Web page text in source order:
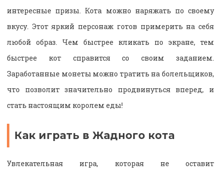
интересные призы. Кота можно наряжать по своему
вкусу. Этот яркий персонаж готов примерить на себя
любой образ. Чем быстрее кликать по экране, тем
быстрее кот справится со своим заданием.
Заработанные монеты можно тратить на болельщиков,
что позволит значительно продвинуться вперед, и
стать настоящим королем еды!
Как играть в Жадного кота
Увлекательная игра, которая не оставит